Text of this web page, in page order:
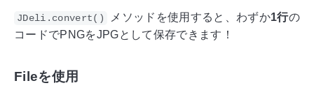
JDeli.convert() メソッドを使用すると、わずか1行の
コードでPNGをJPGとして保存できます！
Fileを使用